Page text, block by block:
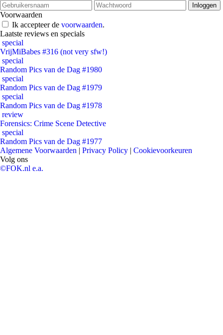
Voorwaarden
Ik accepteer de voorwaarden.
Laatste reviews en specials
special
VrijMiBabes #316 (not very sfw!)
special
Random Pics van de Dag #1980
special
Random Pics van de Dag #1979
special
Random Pics van de Dag #1978
review
Forensics: Crime Scene Detective
special
Random Pics van de Dag #1977
Algemene Voorwaarden | Privacy Policy | Cookievoorkeuren
Volg ons
©FOK.nl e.a.